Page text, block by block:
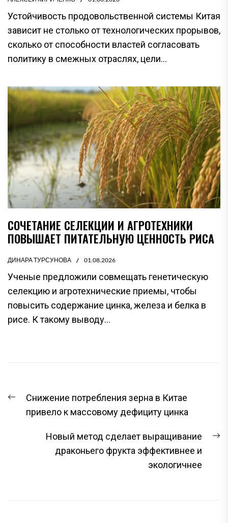
Устойчивость продовольственной системы Китая
зависит не столько от технологических прорывов,
сколько от способности властей согласовать
политику в смежных отраслях, цели...
СОЧЕТАНИЕ СЕЛЕКЦИИ И АГРОТЕХНИКИ
ПОВЫШАЕТ ПИТАТЕЛЬНУЮ ЦЕННОСТЬ РИСА
ДИНАРА ТУРСУНОВА 01.08.2026
Ученые предложили совмещать генетическую
селекцию и агротехнические приемы, чтобы
повысить содержание цинка, железа и белка в
рисе. К такому выводу...
ПО
ЗАПИСЯМ
Предыдущая
запись:
Снижение потребления зерна в Китае
привело к массовому дефициту цинка
Новый метод сделает выращивание
драконьего фрукта эффективнее и
экологичнее